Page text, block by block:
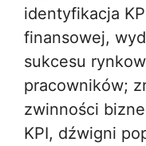
identyfikacja
finansowej,
sukcesu
pracowników;
zwinności
KPI, dźwigni